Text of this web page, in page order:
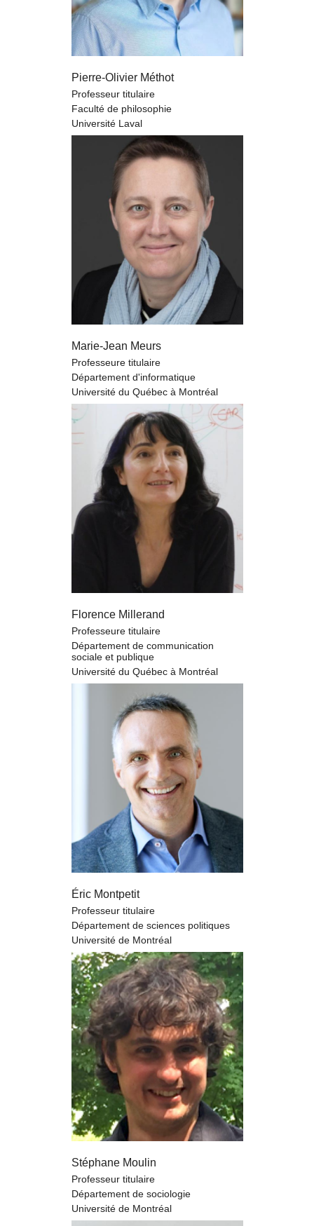
Pierre-Olivier Méthot
Professeur titulaire
Faculté de philosophie
Université Laval
Marie-Jean Meurs
Professeure titulaire
Département d'informatique
Université du Québec à Montréal
Florence Millerand
Professeure titulaire
Département de communication
sociale et publique
Université du Québec à Montréal
Éric Montpetit
Professeur titulaire
Département de sciences politiques
Université de Montréal
Stéphane Moulin
Professeur titulaire
Département de sociologie
Université de Montréal